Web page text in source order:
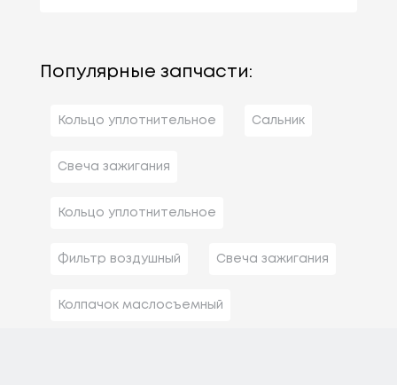
Популярные запчасти:
Кольцо уплотнительное Сальник
Свеча зажигания
Кольцо уплотнительное
Фильтр воздушный Свеча зажигания
Колпачок маслосъемный